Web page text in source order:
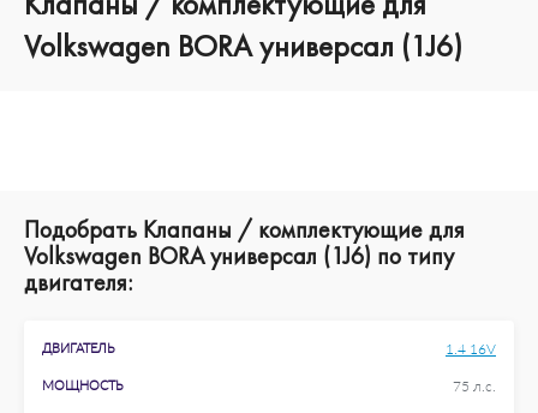
Volkswagen BORA универсал (1J6)
Подобрать Клапаны / комплектующие для
Volkswagen BORA универсал (1J6) по типу
двигателя:
ДВИГАТЕЛЬ 1.4 16V
МОЩНОСТЬ 75 л.с.